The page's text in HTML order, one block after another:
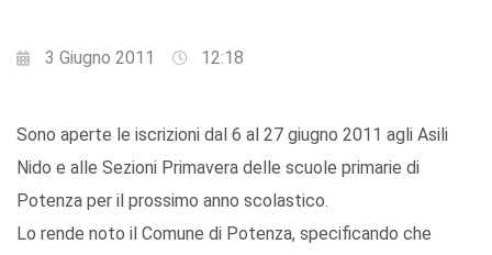
3 Giugno 2011 12:18
Sono aperte le iscrizioni dal 6 al 27 giugno 2011 agli Asili
Nido e alle Sezioni Primavera delle scuole primarie di
Potenza per il prossimo anno scolastico.
Lo rende noto il Comune di Potenza, specificando che